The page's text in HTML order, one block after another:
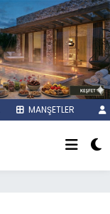
MANŞETLER